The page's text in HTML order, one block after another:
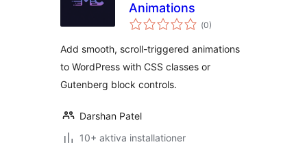
Animations
(Totalt
antal
0)
Add smooth, scroll-triggered animations
to WordPress with CSS classes or
Gutenberg block controls.
Darshan Patel
10+ aktiva installationer